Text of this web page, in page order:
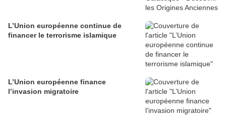
L’Union européenne continue de
financer le terrorisme islamique
L’Union européenne finance
l’invasion migratoire